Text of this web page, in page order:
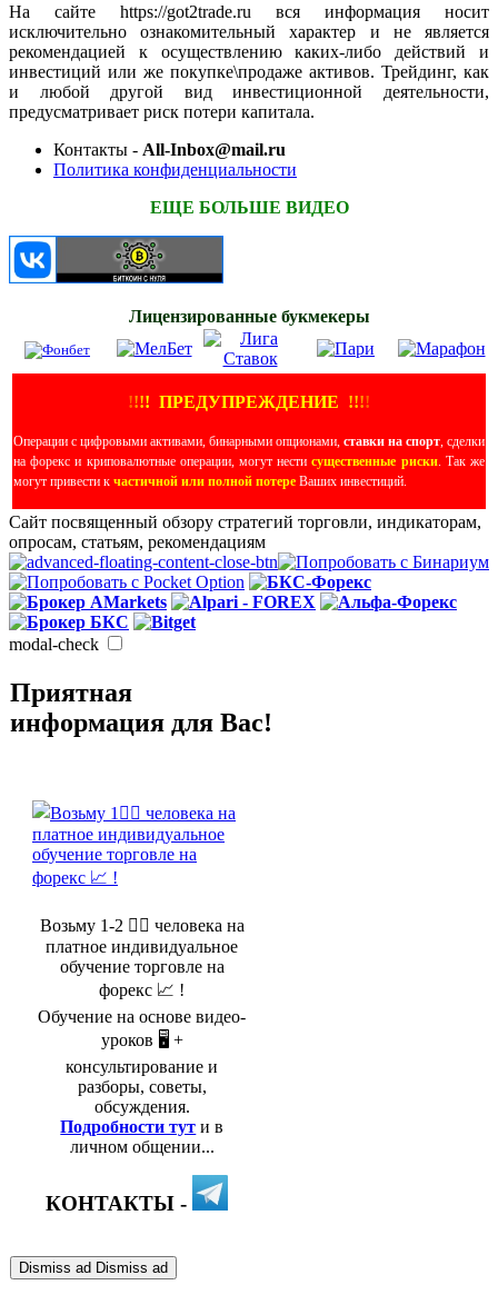
На сайте https://got2trade.ru вся информация носит
исключительно ознакомительный характер и не является
рекомендацией к осуществлению каких-либо действий и
инвестиций или же покупке\продаже активов. Трейдинг, как
и любой другой вид инвестиционной деятельности,
предусматривает риск потери капитала.
Контакты - All-Inbox@mail.ru
Политика конфиденциальности
ЕЩЕ БОЛЬШЕ ВИДЕО
Лицензированные букмекеры
!!!! ПРЕДУПРЕЖДЕНИЕ !!!!
Операции с цифровыми активами, бинарными опционами, ставки на спорт, сделки
на форекс и криповалютные операции, могут нестисущественные риски. Так же
могут привести к частичной или полной потере Ваших инвестиций.
Сайт посвященный обзору стратегий торговли, индикаторам,
опросам, статьям, рекомендациям
modal-check
Приятная
информация для Вас!
Возьму 1-2 🤵‍♂️ человека на
платное индивидуальное
обучение торговле на
форекс 📈 !
Обучение на основе видео-
уроков 🖥️ +
консультирование и
разборы, советы,
обсуждения.
Подробности тут и в
личном общении...
КОНТАКТЫ -
Dismiss ad Dismiss ad